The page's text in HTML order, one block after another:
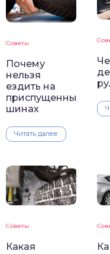
Советы
Почему
нельзя
ездить на
приспущенных
шинах
Читать далее
Советы
Какая